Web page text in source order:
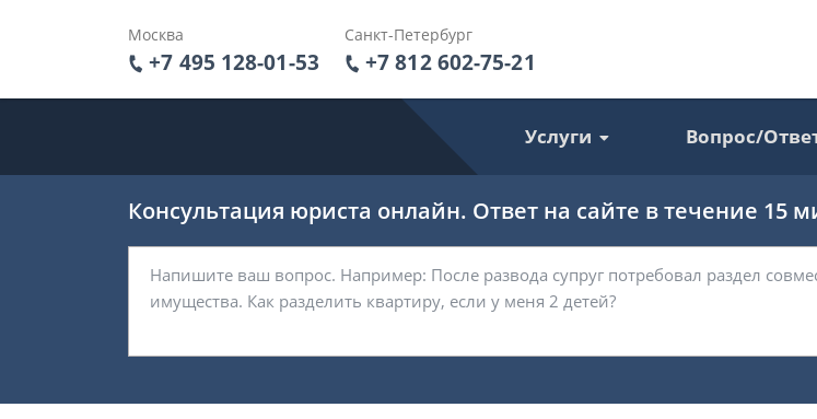
Москва
+7 495 128-01-53
Санкт-Петербург
+7 812 602-75-21
Услуги Вопрос/
Консультация юриста онлайн. Ответ на сайте в течение 15